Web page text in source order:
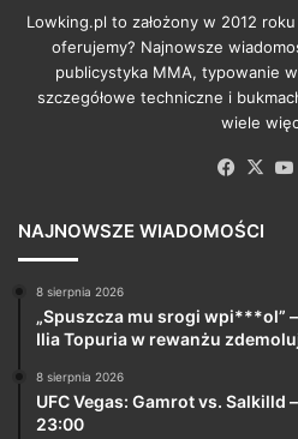
Lowking.pl to założony w 2012
oferujemy? Najnowsze
publicystyka MMA, typowanie
szczegółowe techniczne i
wiele
X
NAJNOWSZE WIADOMOŚCI
8 sierpnia 2026
„Spuszcza mu srogi wpi***ol”
Ilia Topuria w rewanżu
8 sierpnia 2026
UFC Vegas: Gamrot vs. Salkilld
23:00